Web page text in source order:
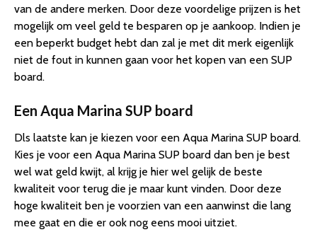
van de andere merken. Door deze voordelige prijzen is het
mogelijk om veel geld te besparen op je aankoop. Indien je
een beperkt budget hebt dan zal je met dit merk eigenlijk
niet de fout in kunnen gaan voor het kopen van een SUP
board.
Een Aqua Marina SUP board
Dls laatste kan je kiezen voor een Aqua Marina SUP board.
Kies je voor een Aqua Marina SUP board dan ben je best
wel wat geld kwijt, al krijg je hier wel gelijk de beste
kwaliteit voor terug die je maar kunt vinden. Door deze
hoge kwaliteit ben je voorzien van een aanwinst die lang
mee gaat en die er ook nog eens mooi uitziet.